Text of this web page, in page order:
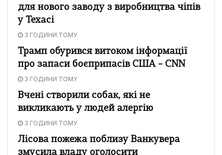
для нового заводу з виробництва чіпів
у Техасі
3 ГОДИНИ ТОМУ
Трамп обурився витоком інформації
про запаси боєприпасів США – CNN
3 ГОДИНИ ТОМУ
Вчені створили собак, які не
викликають у людей алергію
3 ГОДИНИ ТОМУ
Лісова пожежа поблизу Ванкувера
змусила владу оголосити